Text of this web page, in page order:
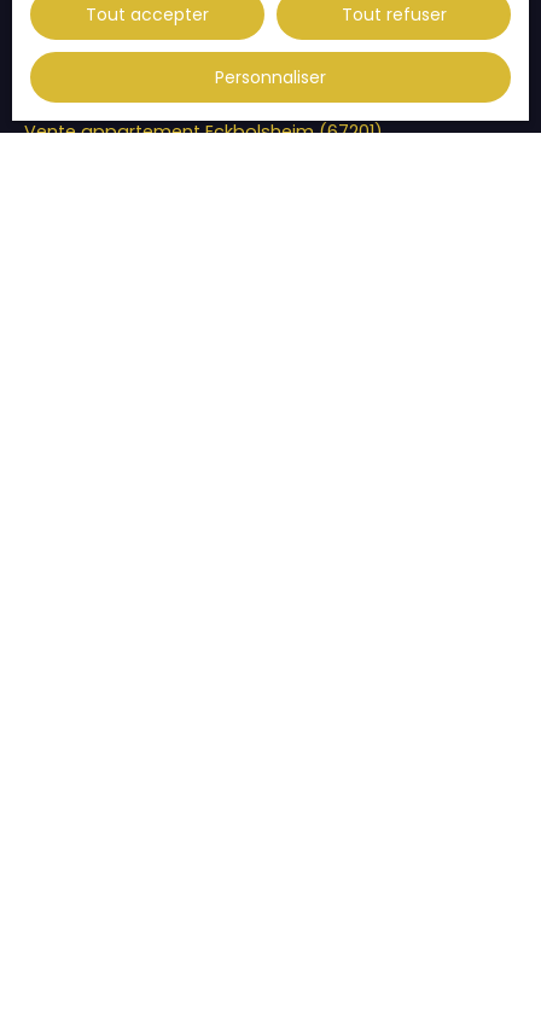
Vente appartement Illkirch-Graffenstaden (67400)
Vente appartement Thann (68800)
Vente appartement Habsheim (68440)
Vente appartement Eckbolsheim (67201)
Tout accepter Tout refuser
Personnaliser